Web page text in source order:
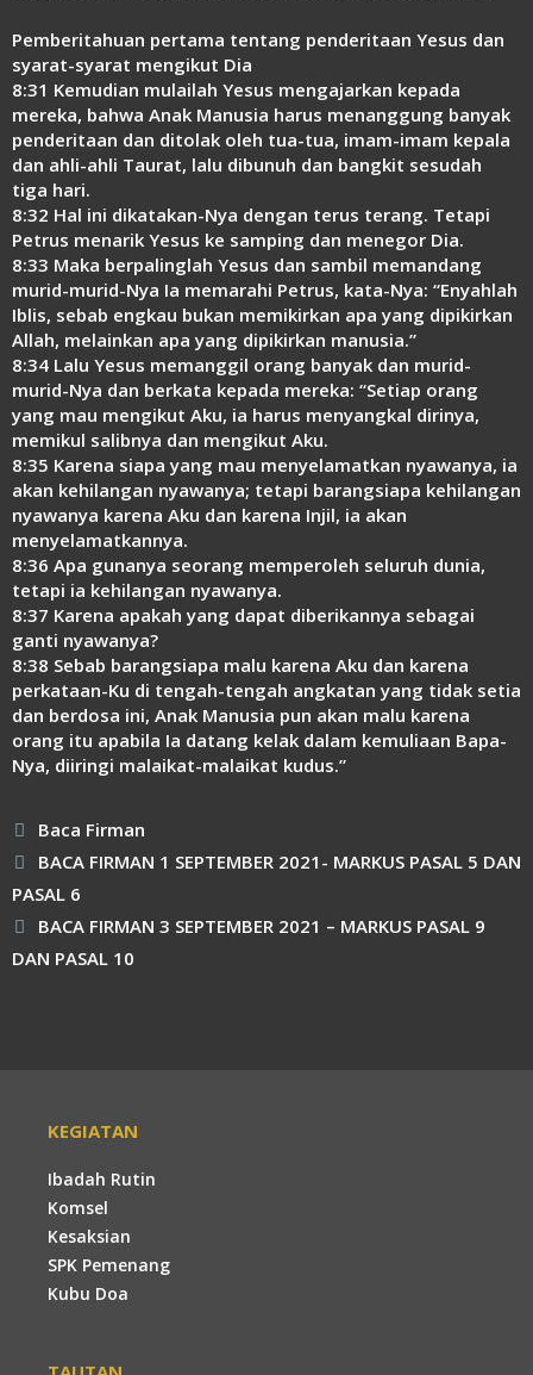
Pemberitahuan pertama tentang penderitaan Yesus dan
syarat-syarat mengikut Dia
8:31 Kemudian mulailah Yesus mengajarkan kepada
mereka, bahwa Anak Manusia harus menanggung banyak
penderitaan dan ditolak oleh tua-tua, imam-imam kepala
dan ahli-ahli Taurat, lalu dibunuh dan bangkit sesudah
tiga hari.
8:32 Hal ini dikatakan-Nya dengan terus terang. Tetapi
Petrus menarik Yesus ke samping dan menegor Dia.
8:33 Maka berpalinglah Yesus dan sambil memandang
murid-murid-Nya Ia memarahi Petrus, kata-Nya: “Enyahlah
Iblis, sebab engkau bukan memikirkan apa yang dipikirkan
Allah, melainkan apa yang dipikirkan manusia.”
8:34 Lalu Yesus memanggil orang banyak dan murid-
murid-Nya dan berkata kepada mereka: “Setiap orang
yang mau mengikut Aku, ia harus menyangkal dirinya,
memikul salibnya dan mengikut Aku.
8:35 Karena siapa yang mau menyelamatkan nyawanya, ia
akan kehilangan nyawanya; tetapi barangsiapa kehilangan
nyawanya karena Aku dan karena Injil, ia akan
menyelamatkannya.
8:36 Apa gunanya seorang memperoleh seluruh dunia,
tetapi ia kehilangan nyawanya.
8:37 Karena apakah yang dapat diberikannya sebagai
ganti nyawanya?
8:38 Sebab barangsiapa malu karena Aku dan karena
perkataan-Ku di tengah-tengah angkatan yang tidak setia
dan berdosa ini, Anak Manusia pun akan malu karena
orang itu apabila Ia datang kelak dalam kemuliaan Bapa-
Nya, diiringi malaikat-malaikat kudus.”
Kategori
Baca Firman
BACA FIRMAN 1 SEPTEMBER 2021- MARKUS PASAL 5 DAN
PASAL 6
BACA FIRMAN 3 SEPTEMBER 2021 – MARKUS PASAL 9
DAN PASAL 10
KEGIATAN
Ibadah Rutin
Komsel
Kesaksian
SPK Pemenang
Kubu Doa